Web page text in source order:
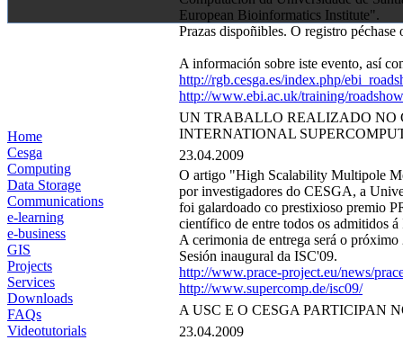
Home
Cesga
Computing
Data Storage
Communications
e-learning
e-business
GIS
Projects
Services
Downloads
FAQs
Videotutorials
European Bioinformatics Institute".
Prazas dispoñibles. O registro péchase
A información sobre iste evento, así
http://rgb.cesga.es/index.php/
http://www.ebi.ac.uk/training/
UN TRABALLO REALIZADO NO
INTERNATIONAL
23.04.2009
O artigo "High Scalability Multipole
por investigadores do CESGA, a
foi galardoado co prestixioso premio
científico de entre todos os admitidos
A cerimonia de entrega será o
Sesión inaugural da ISC'09.
http://www.prace-project.eu/news/
http://www.supercomp.de/isc09/
A USC E O CESGA PARTICIPAN
23.04.2009